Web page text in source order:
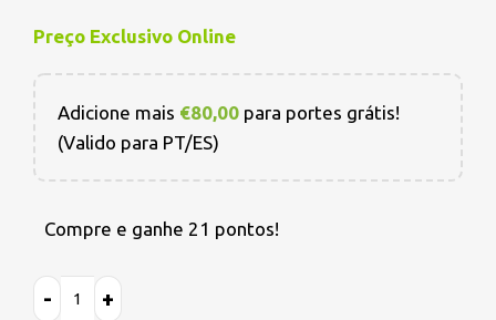
Preço Exclusivo Online
Adicione mais €80,00 para portes grátis!
(Valido para PT/ES)
Compre e ganhe 21 pontos!